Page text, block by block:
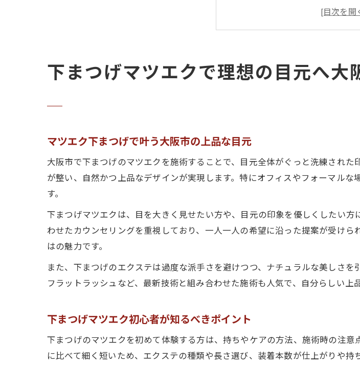
大阪市で人気の下まつ
マツエク下まつげ体験
大阪市で注目の下まつげマツ
マツエク下まつげが大阪
下まつげのマツエクを長持
下まつげマツエクの持
大阪市でおすすめのマ
マツエク下まつげの持
マツエク下まつげならどん
下まつげマツエクで似
マツエク下まつげのデ
下まつげマツエクで理想の目元へ大
マツエク下まつげで叶う大阪市の上品な目元
大阪市で下まつげのマツエクを施術することで、目元全体がぐっと洗練され
が整い、自然かつ上品なデザインが実現します。特にオフィスやフォーマル
す。
下まつげマツエクは、目を大きく見せたい方や、目元の印象を優しくしたい
わせたカウンセリングを重視しており、一人一人の希望に沿った提案が受け
はの魅力です。
また、下まつげのエクステは過度な派手さを避けつつ、ナチュラルな美しさ
フラットラッシュなど、最新技術と組み合わせた施術も人気で、自分らしい上
下まつげマツエク初心者が知るべきポイント
下まつげのマツエクを初めて体験する方は、持ちやケアの方法、施術時の注
に比べて細く短いため、エクステの種類や長さ選び、装着本数が仕上がりや持